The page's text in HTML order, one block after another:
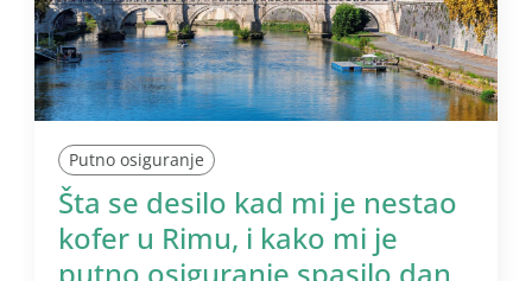
Putno osiguranje
Šta se desilo kad mi je nestao
kofer u Rimu, i kako mi je
putno osiguranje spasilo dan